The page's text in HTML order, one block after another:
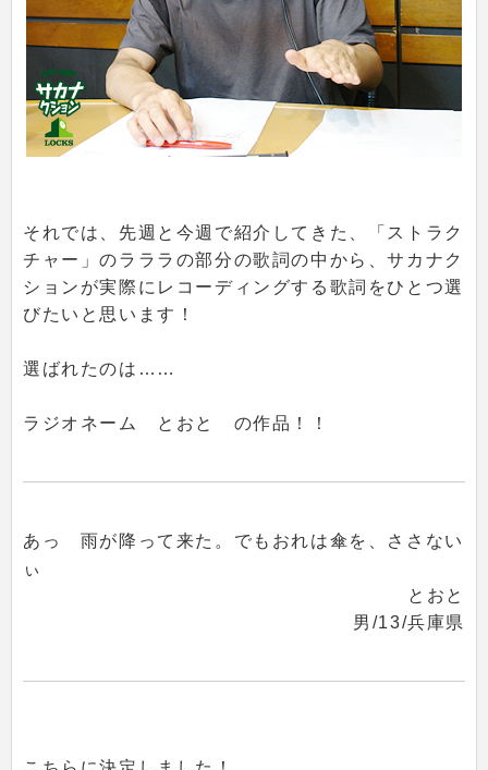
それでは、先週と今週で紹介してきた、「ストラク
チャー」のラララの部分の歌詞の中から、サカナク
ションが実際にレコーディングする歌詞をひとつ選
びたいと思います！
選ばれたのは……
ラジオネーム とおと の作品！！
あっ 雨が降って来た。でもおれは傘を、ささない
ぃ
とおと
男/13/兵庫県